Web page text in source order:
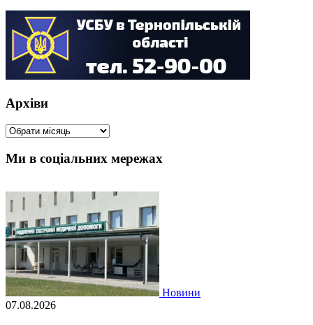
Архіви
Архіви
Ми в соціальних мережах
Новини
07.08.2026